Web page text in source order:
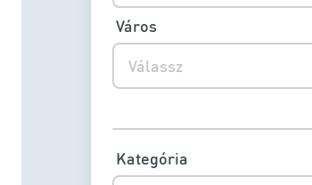
Válassz
Város
Kategória